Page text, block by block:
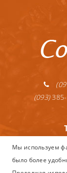
(093)
Мы используем
было более